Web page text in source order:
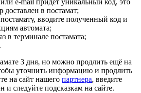
e-mail придет уникальный код, это
доставлен в постамат;
вводите полученный код и
автомата;
в терминале постамата;
3 дня, но можно продлить ещё на
уточнить информацию и продлить
на сайт нашего партнера, введите
и следуйте подсказкам на сайте.